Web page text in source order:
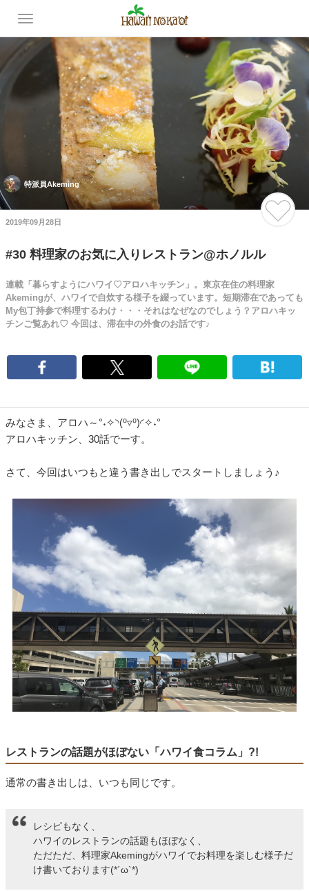
特派員Akeming
2019年09月28日
#30 料理家のお気に入りレストラン@ホノルル
連載「暮らすようにハワイ♡アロハキッチン」。東京在住の料理家
Akemingが、ハワイで自炊する様子を綴っています。短期滞在であっても
My包丁持参で料理するわけ・・・それはなぜなのでしょう？アロハキッ
チンご覧あれ♡ 今回は、滞在中の外食のお話です♪
みなさま、アロハ～°˖✧◝(⁰▿⁰)◜✧˖°
アロハキッチン、30話でーす。
さて、今回はいつもと違う書き出しでスタートしましょう♪
レストランの話題がほぼない「ハワイ食コラム」?!
通常の書き出しは、いつも同じです。
レシピもなく、
ハワイのレストランの話題もほぼなく、
ただただ、料理家Akemingがハワイでお料理を楽しむ様子だ
け書いております(*´ω`*)